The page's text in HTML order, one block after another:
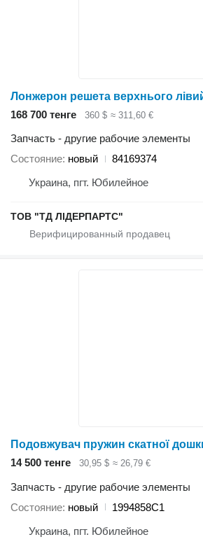
168 700 тенге 360 $ ≈ 311,60 €
Запчасть - другие рабочие элементы
Состояние новый
84169374
Украина, пгт. Юбилейное
ТОВ "ТД ЛІДЕРПАРТС"
14 500 тенге 30,95 $ ≈ 26,79 €
Запчасть - другие рабочие элементы
Состояние новый
1994858C1
Украина, пгт. Юбилейное